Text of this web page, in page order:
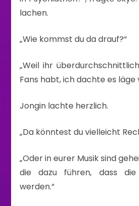
lachen.
„Wie kommst du da drauf?“
„Weil ihr
Fans habt, ich dachte es läge
Jongin lachte herzlich.
„Da könntest du vielleicht
„Oder in eurer Musik sind
die dazu führen, dass
werden.“